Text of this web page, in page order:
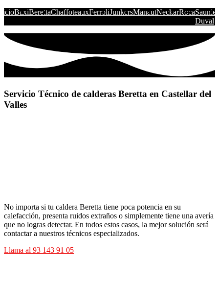
BaxiBerettaChaffoteauxFerroliJunkersManautNeckarRocaSaunier
Duval
Servicio Técnico de calderas Beretta en Castellar del
Valles
No importa si tu caldera Beretta tiene poca potencia en su
calefacción, presenta ruidos extraños o simplemente tiene una avería
que no logras detectar. En todos estos casos, la mejor solución será
contactar a nuestros técnicos especializados.
Llama al 93 143 91 05